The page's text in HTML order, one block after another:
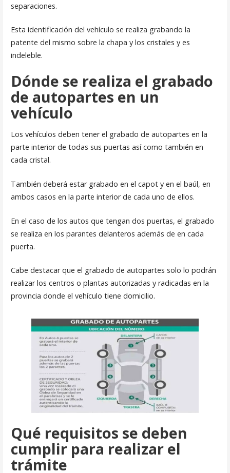
separaciones.
Esta identificación del vehículo se realiza grabando la
patente del mismo sobre la chapa y los cristales y es
indeleble.
Dónde se realiza el grabado
de autopartes en un
vehículo
Los vehículos deben tener el grabado de autopartes en la
parte interior de todas sus puertas así como también en
cada cristal.
También deberá estar grabado en el capot y en el baúl, en
ambos casos en la parte interior de cada uno de ellos.
En el caso de los autos que tengan dos puertas, el grabado
se realiza en los parantes delanteros además de en cada
puerta.
Cabe destacar que el grabado de autopartes solo lo podrán
realizar los centros o plantas autorizadas y radicadas en la
provincia donde el vehículo tiene domicilio.
Qué requisitos se deben
cumplir para realizar el
trámite